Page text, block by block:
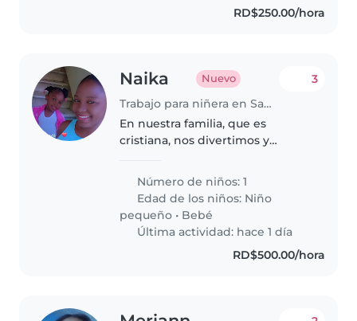
RD$250.00/hora
Naika Nuevo
Trabajo para niñera en Santo Domingo Este
3
En nuestra familia, que es
cristiana, nos divertimos y
del hogar. La limpieza es una de
nuestras prioridades y rutina..
Número de niños: 1
Edad de los niños: Niño
pequeño • Bebé
Última actividad: hace 1 día
RD$500.00/hora